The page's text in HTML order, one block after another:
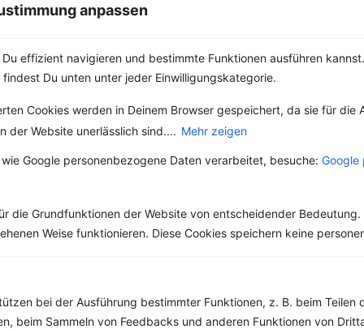
anpassen
effizient navigieren und bestimmte Funktionen ausführen
Du unten unter jeder Einwilligungskategorie.
Cookies werden in Deinem Browser gespeichert, da sie für die
der Website unerlässlich sind.... Mehr zeigen
Google personenbezogene Daten verarbeitet, besuche: Google
die Grundfunktionen der Website von entscheidender Bedeutung.
Weise funktionieren. Diese Cookies speichern keine
bei der Ausführung bestimmter Funktionen, z. B. beim Teilen
beim Sammeln von Feedbacks und anderen Funktionen von
Wie Apfelessig
Appetit und
ausbremst
Unter den
Apfelessig wohl die
gängigste Variante in
KRÄUTER & GEWÜRZE
Salz – Die
Abnehmbremse
Salz ist ein
lebenswichtiger Stoff
und aus unserer Küche